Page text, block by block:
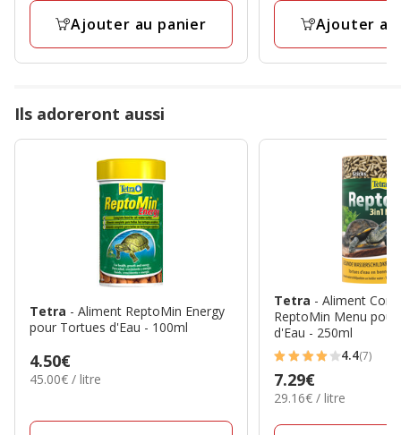
avis
Ajouter au panier
avis
Ajouter
Ils adoreront aussi
Tetra - Aliment ReptoMin Energy
pour Tortues d'Eau - 100ml
Prix
4.50€
4.50€
45.00€
45.00€ / litre
Tetra - Aliment
ReptoMin Menu
d'Eau - 250ml
4.4
étoiles
avec
7
4.4(7)
Prix
7.29€
7.29€
29.16€
Litre
29.16€ / litre